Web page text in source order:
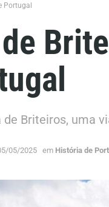
Portugal
de Briteiros, uma
05/2025 em História de